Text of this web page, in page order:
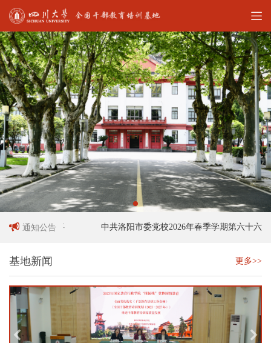
通知公告
员招聘启事 中共洛阳市委党校2026年春季学期第六十六期
基地新闻 更多>>